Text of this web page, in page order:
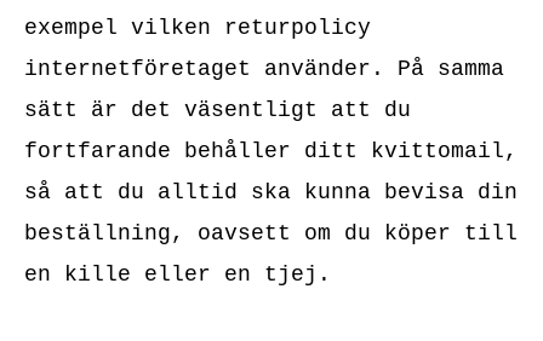
exempel vilken returpolicy
internetföretaget använder. På samma
sätt är det väsentligt att du
fortfarande behåller ditt kvittomail,
så att du alltid ska kunna bevisa din
beställning, oavsett om du köper till
en kille eller en tjej.